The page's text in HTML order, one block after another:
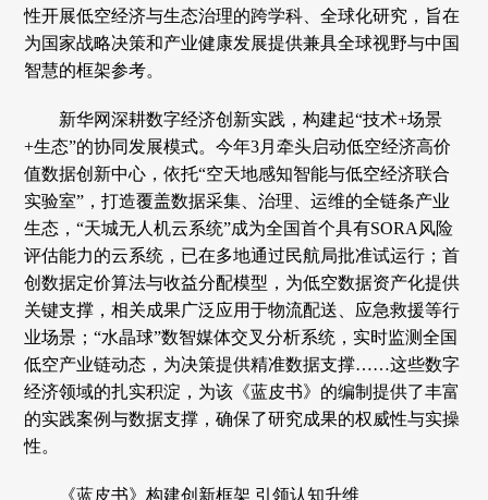
性开展低空经济与生态治理的跨学科、全球化研究，旨在
为国家战略决策和产业健康发展提供兼具全球视野与中国
智慧的框架参考。
新华网深耕数字经济创新实践，构建起“技术+场景
+生态”的协同发展模式。今年3月牵头启动低空经济高价
值数据创新中心，依托“空天地感知智能与低空经济联合
实验室”，打造覆盖数据采集、治理、运维的全链条产业
生态，“天城无人机云系统”成为全国首个具有SORA风险
评估能力的云系统，已在多地通过民航局批准试运行；首
创数据定价算法与收益分配模型，为低空数据资产化提供
关键支撑，相关成果广泛应用于物流配送、应急救援等行
业场景；“水晶球”数智媒体交叉分析系统，实时监测全国
低空产业链动态，为决策提供精准数据支撑……这些数字
经济领域的扎实积淀，为该《蓝皮书》的编制提供了丰富
的实践案例与数据支撑，确保了研究成果的权威性与实操
性。
《蓝皮书》构建创新框架 引领认知升维